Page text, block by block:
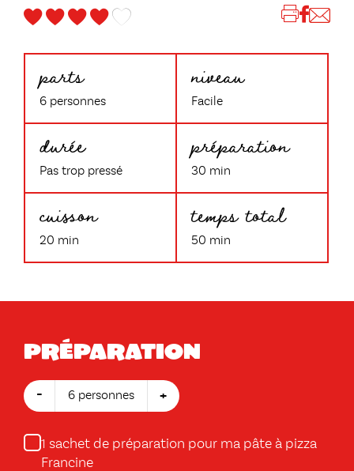
parts
6 personnes
niveau
Facile
durée
Pas trop pressé
préparation
30 min
cuisson
20 min
temps total
50 min
Préparation
- 6 personnes +
1 sachet de préparation pour ma pâte à pizza
Francine